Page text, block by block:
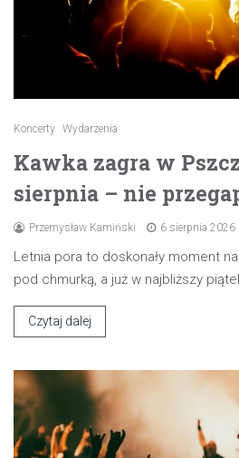
Koncerty Wydarzenia
Kawka zagra w
sierpnia – nie
Przemysław Kamiński 6 sierpnia 2026
Letnia pora to doskonały moment
pod chmurką, a już w najbliższy
Czytaj dalej